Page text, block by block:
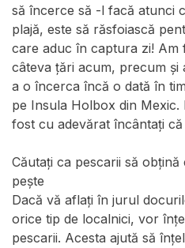
să încerce să -l facă atunci
plajă, este să răsfoiască
care aduc în captura zi! Am
câteva țări acum, precum și
a o încerca încă o dată în
pe Insula Holbox din Mexic.
fost cu adevărat încântați
Căutați ca pescarii să
pește
Dacă vă aflați în jurul
orice tip de localnici, vor
pescarii. Acesta ajută să